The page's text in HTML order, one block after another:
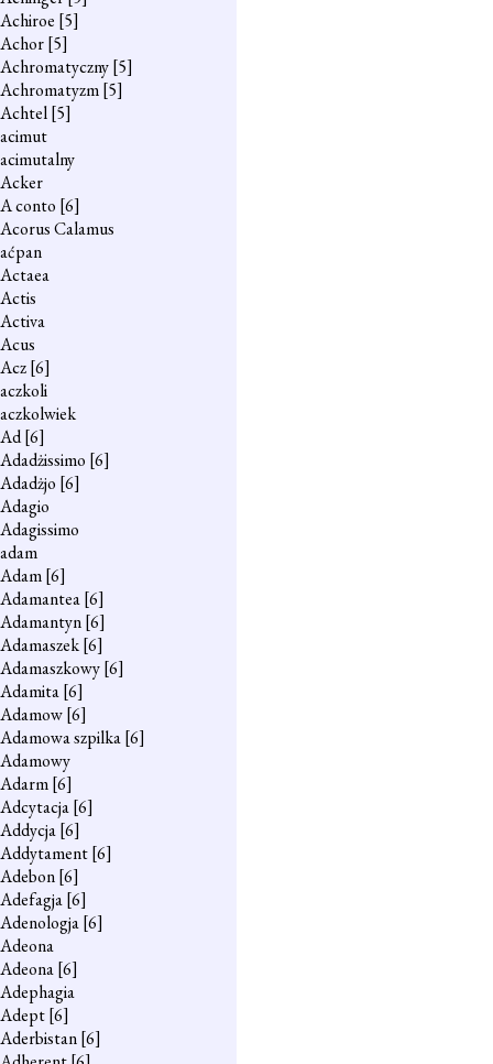
Achiroe [5]
Achor[5]
Achromatyczny[5]
Achromatyzm[5]
Achtel[5]
acimut
acimutalny
Acker
A conto [6]
Acorus Calamus
aćpan
Actaea
Actis
Activa
Acus
Acz[6]
aczkoli
aczkolwiek
Ad[6]
Adadżissimo [6]
Adadżjo [6]
Adagio
Adagissimo
adam
Adam[6]
Adamantea[6]
Adamantyn[6]
Adamaszek[6]
Adamaszkowy[6]
Adamita[6]
Adamow[6]
Adamowa szpilka[6]
Adamowy
Adarm[6]
Adcytacja[6]
Addycja[6]
Addytament[6]
Adebon[6]
Adefagja[6]
Adenologja[6]
Adeona
Adeona[6]
Adephagia
Adept[6]
Aderbistan[6]